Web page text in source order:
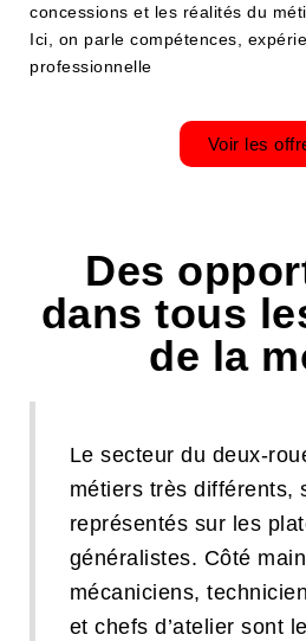
concessions et les réalités du
Ici, on parle compétences,
professionnelle
Voir les
Des
dans tous
de la
Le secteur du deux-
métiers très différents,
représentés sur les
généralistes. Côté
mécaniciens,
et chefs d’atelier sont